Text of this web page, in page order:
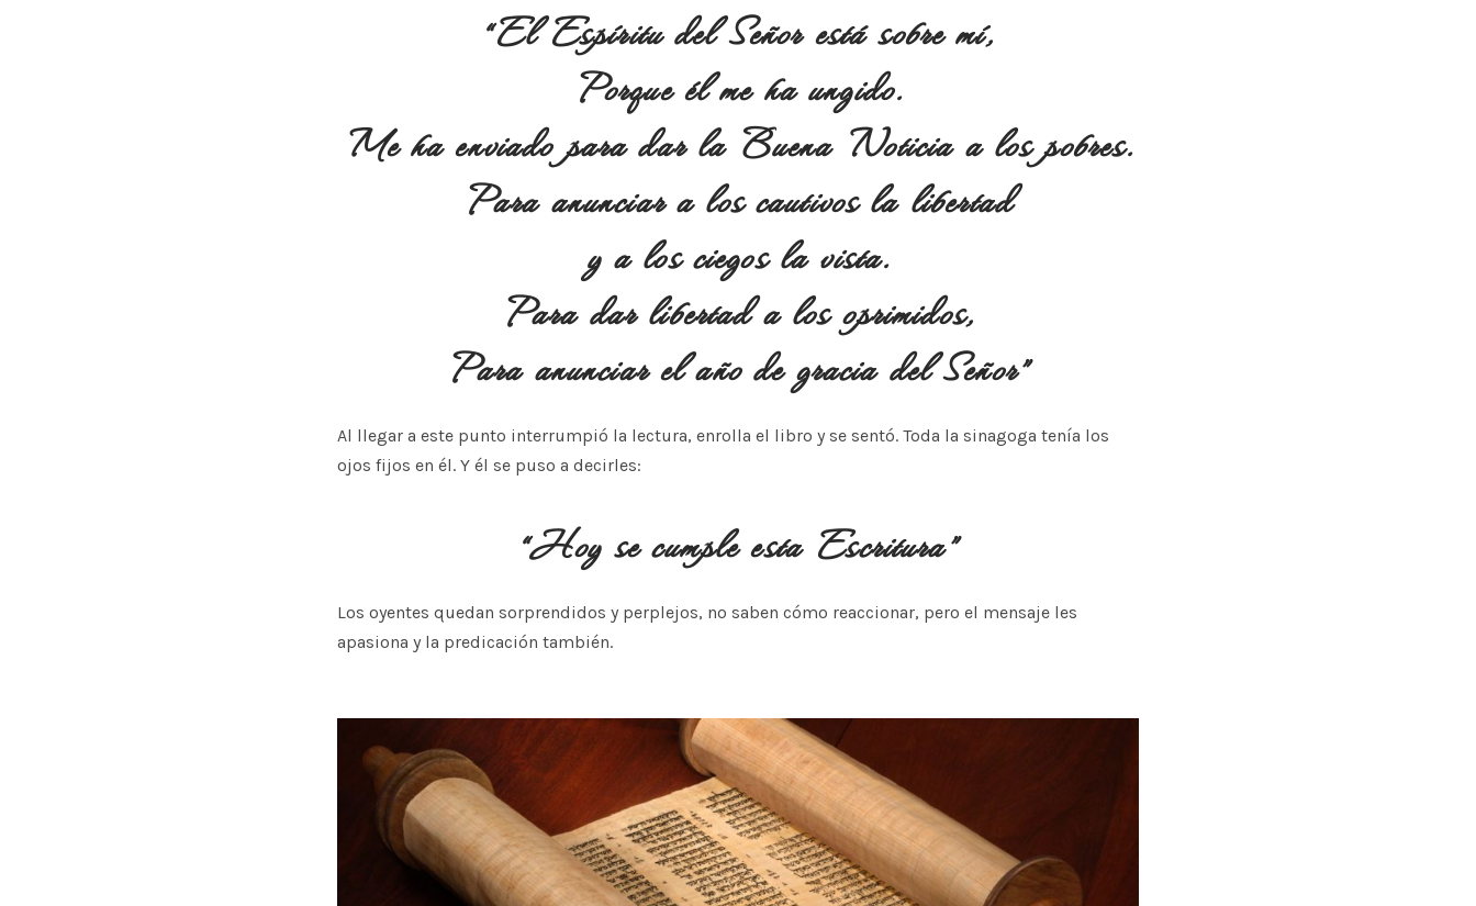
“El Espíritu del Señor está sobre mí,
Porque él me ha ungido.
Me ha enviado para dar la Buena Noticia a los pobres.
Para anunciar a los cautivos la libertad
y a los ciegos la vista.
Para dar libertad a los oprimidos,
Para anunciar el año de gracia del Señor”
Al llegar a este punto interrumpió la lectura, enrolla el libro y se sentó. Toda la sinagoga tenía los
ojos fijos en él. Y él se puso a decirles:
“Hoy se cumple esta Escritura”
Los oyentes quedan sorprendidos y perplejos, no saben cómo reaccionar, pero el mensaje les
apasiona y la predicación también.